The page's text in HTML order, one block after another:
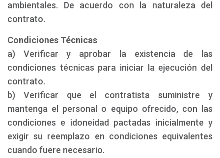
ambientales. De acuerdo con la naturaleza del
contrato.
Condiciones Técnicas
a) Verificar y aprobar la existencia de las
condiciones técnicas para iniciar la ejecución del
contrato.
b) Verificar que el contratista suministre y
mantenga el personal o equipo ofrecido, con las
condiciones e idoneidad pactadas inicialmente y
exigir su reemplazo en condiciones equivalentes
cuando fuere necesario.